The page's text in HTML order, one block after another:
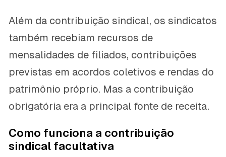
Além da contribuição sindical, os sindicatos
também recebiam recursos de
mensalidades de filiados, contribuições
previstas em acordos coletivos e rendas do
patrimônio próprio. Mas a contribuição
obrigatória era a principal fonte de receita.
Como funciona a contribuição
sindical facultativa